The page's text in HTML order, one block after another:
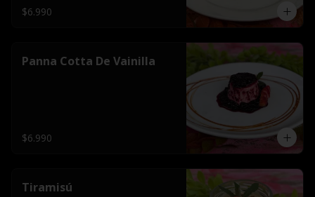
$6.990
Panna Cotta De Vainilla
$6.990
Tiramisú